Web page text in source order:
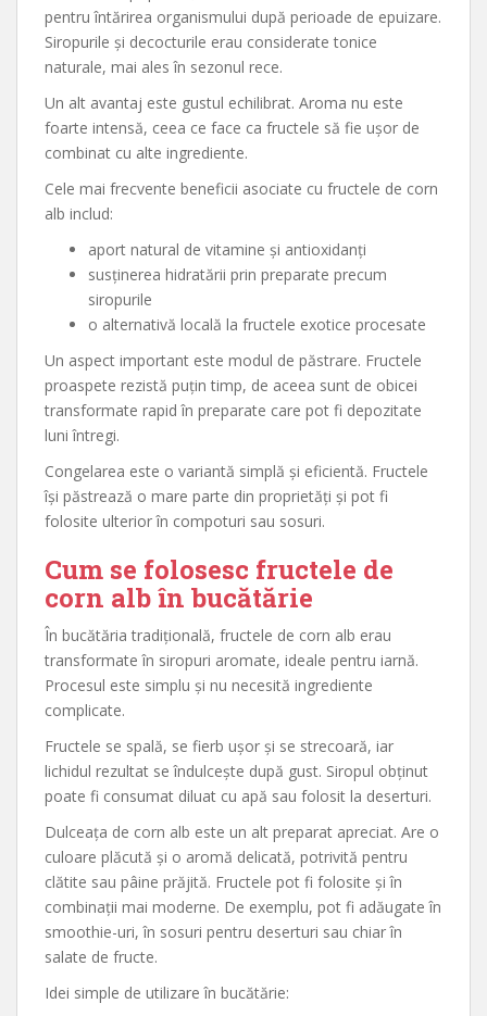
pentru întărirea organismului după perioade de epuizare.
Siropurile și decocturile erau considerate tonice
naturale, mai ales în sezonul rece.
Un alt avantaj este gustul echilibrat. Aroma nu este
foarte intensă, ceea ce face ca fructele să fie ușor de
combinat cu alte ingrediente.
Cele mai frecvente beneficii asociate cu fructele de corn
alb includ:
aport natural de vitamine și antioxidanți
susținerea hidratării prin preparate precum
siropurile
o alternativă locală la fructele exotice procesate
Un aspect important este modul de păstrare. Fructele
proaspete rezistă puțin timp, de aceea sunt de obicei
transformate rapid în preparate care pot fi depozitate
luni întregi.
Congelarea este o variantă simplă și eficientă. Fructele
își păstrează o mare parte din proprietăți și pot fi
folosite ulterior în compoturi sau sosuri.
Cum se folosesc fructele de
corn alb în bucătărie
În bucătăria tradițională, fructele de corn alb erau
transformate în siropuri aromate, ideale pentru iarnă.
Procesul este simplu și nu necesită ingrediente
complicate.
Fructele se spală, se fierb ușor și se strecoară, iar
lichidul rezultat se îndulcește după gust. Siropul obținut
poate fi consumat diluat cu apă sau folosit la deserturi.
Dulceața de corn alb este un alt preparat apreciat. Are o
culoare plăcută și o aromă delicată, potrivită pentru
clătite sau pâine prăjită. Fructele pot fi folosite și în
combinații mai moderne. De exemplu, pot fi adăugate în
smoothie-uri, în sosuri pentru deserturi sau chiar în
salate de fructe.
Idei simple de utilizare în bucătărie: